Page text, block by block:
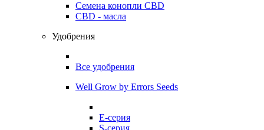
Семена конопли CBD
CBD - масла
Удобрения
Все удобрения
Well Grow by Errors Seeds
E-серия